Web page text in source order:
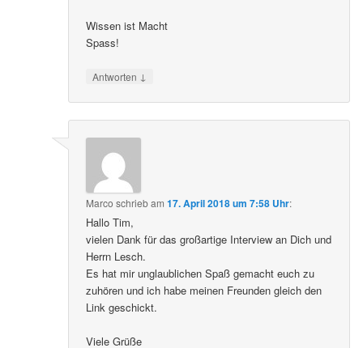
Wissen ist Macht
Spass!
Antworten ↓
Marco schriebam17. April 2018 um 7:58 Uhr:
Hallo Tim,
vielen Dank für das großartige Interview an Dich und
Herrn Lesch.
Es hat mir unglaublichen Spaß gemacht euch zu
zuhören und ich habe meinen Freunden gleich den
Link geschickt.
Viele Grüße